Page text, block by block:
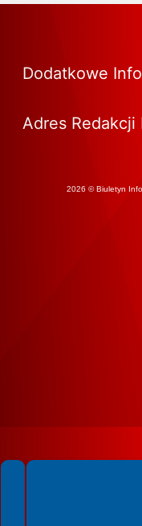
Dodatkowe
Adres Redakcji
2026 © Biuletyn
Spełniamy standardy WCAG 2.2
Spełniamy standardy W3C